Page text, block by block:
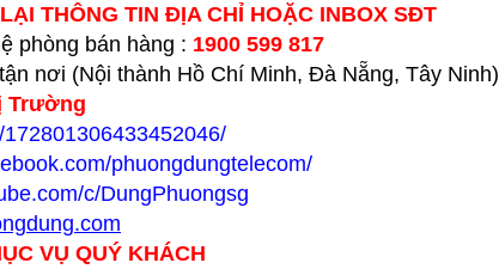
THÔNG TIN ĐỊA CHỈ HOẶC INBOX SĐT
phòng bán hàng : 1900 599 817
nơi (Nội thành Hồ Chí Minh, Đà Nẵng, Tây Ninh)
Trường
phuongdungtelecom/
c/DungPhuongsg
VỤ QUÝ KHÁCH